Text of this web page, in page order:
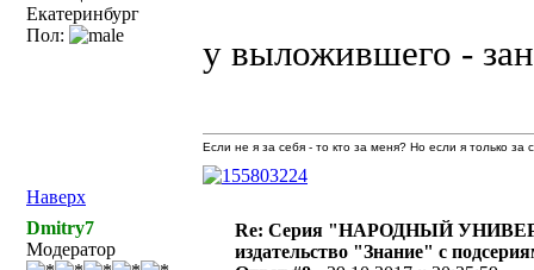
Екатеринбург
Пол:
у выложившего -
Наверх
Если не я за себя - то кто за меня? Но если я только
Dmitry7
Модератор
Re: Серия "НАРОДНЫЙ
издательство "Знание" с